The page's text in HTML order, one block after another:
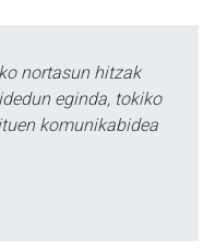
nortasun hitzak
eginda, tokiko
komunikabidea